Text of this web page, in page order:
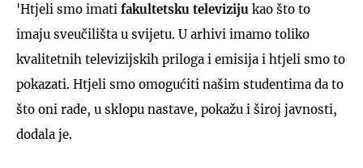
'Htjeli smo imati fakultetsku televiziju kao što to
imaju sveučilišta u svijetu. U arhivi imamo toliko
kvalitetnih televizijskih priloga i emisija i htjeli smo to
pokazati. Htjeli smo omogućiti našim studentima da to
što oni rade, u sklopu nastave, pokažu i široj javnosti,
dodala je.